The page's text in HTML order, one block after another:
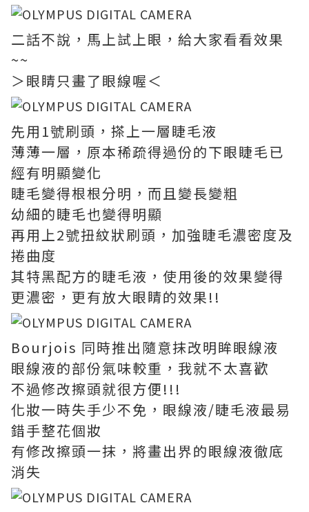
二話不說，馬上試上眼，給大家看看效果
~~
＞眼睛只畫了眼線喔＜
先用1號刷頭，搽上一層睫毛液
薄薄一層，原本稀疏得過份的下眼睫毛已
經有明顯變化
睫毛變得根根分明，而且變長變粗
幼細的睫毛也變得明顯
再用上2號扭紋狀刷頭，加強睫毛濃密度及
捲曲度
其特黑配方的睫毛液，使用後的效果變得
更濃密，更有放大眼睛的效果!!
Bourjois 同時推出隨意抹改明眸眼線液
眼線液的部份氣味較重，我就不太喜歡
不過修改擦頭就很方便!!!
化妝一時失手少不免，眼線液/睫毛液最易
錯手整花個妝
​有修改擦頭一抹，將畫出界的眼線液徹底
消失